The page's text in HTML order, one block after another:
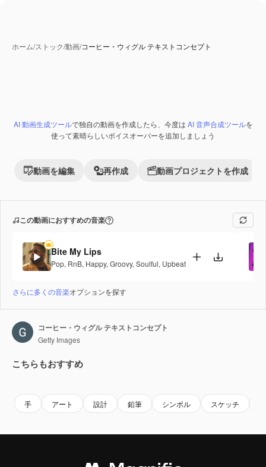
ホーム/ストック/動画/コーヒー・ウィグル テキストコンセプト
Premium
AI 動画生成ツールで独自の動画を作成したら、今度は AI 音声合成ツールを
使って素晴らしいボイスオーバーを追加しましょう
動画を編集 再作成 動画プロジェクトを作成
この動画におすすめの音楽
Bite My Lips
Pop, RnB, Happy, Groovy, Soulful, Upbeat
さらに多くの音楽オプションを探す
コーヒー・ウィグル テキストコンセプト
Getty Images
こちらもおすすめ
手 アート 設計 鉛筆 シンボル スケッチ